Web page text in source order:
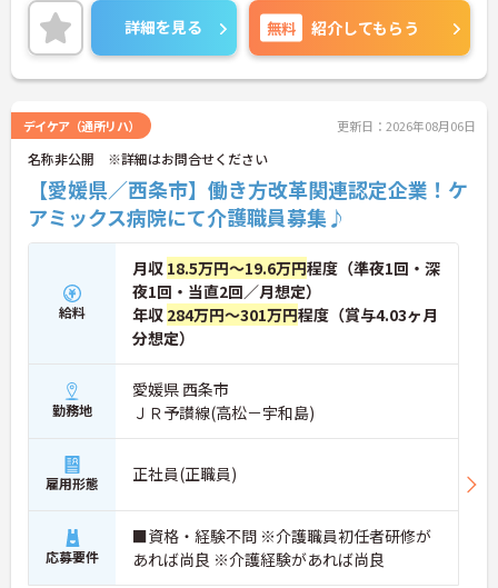
グループの教育機関である介護福祉士を養成する専
門学校では資格取得の勉強会を開校しております。
お給与に関しては、介護・看護等の経験はもちろ
ん、その他異業種の経験年数も考慮致します。
に詳細をお話しいたしますのでお気軽にご相談くだ
さい。
詳細を見る 無料 紹介してもらう
デイケア（通所リハ） 更新日：2026年08月06日
名称非公開 ※詳細はお問合せください
【愛媛県／西条市】働き方改革関連認定企業！ケ
アミックス病院にて介護職員募集♪
給料
月収 18.5万円～19.6万円程度（準夜1回・深
夜1回・当直2回／月想定）
年収 284万円～301万円程度（賞与4.03ヶ月
分想定）
勤務地
愛媛県 西条市
ＪＲ予讃線(高松－宇和島)
雇用形態 正社員(正職員)
応募要件
■資格・経験不問 ※介護職員初任者研修が
あれば尚良 ※介護経験があれば尚良